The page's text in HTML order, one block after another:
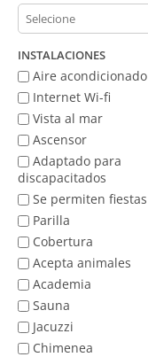
Distância
del
mar
INSTALACIONES
Aire acondicionado
Internet Wi-fi
Vista al mar
Ascensor
Adaptado para
discapacitados
Se permiten fiestas
Parilla
Cobertura
Acepta animales
Academia
Sauna
Jacuzzi
Chimenea